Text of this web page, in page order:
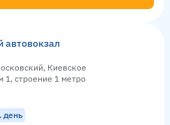
Киевское
1, строение 1 метро
день